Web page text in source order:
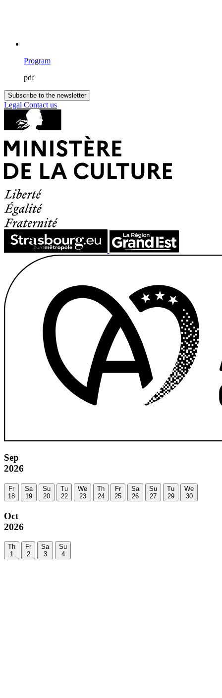
Program
pdf
Subscribe to the newsletter
Legal Contact us
Sep
2026
Fr
18
Sa
19
Su
20
Tu
22
We
23
Th
24
Fr
25
Sa
26
Su
27
Tu
29
We
30
Oct
2026
Th
1
Fr
2
Sa
3
Su
4